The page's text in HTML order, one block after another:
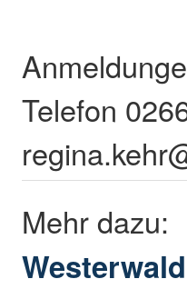
Telefon
Mehr dazu:
Westerwald